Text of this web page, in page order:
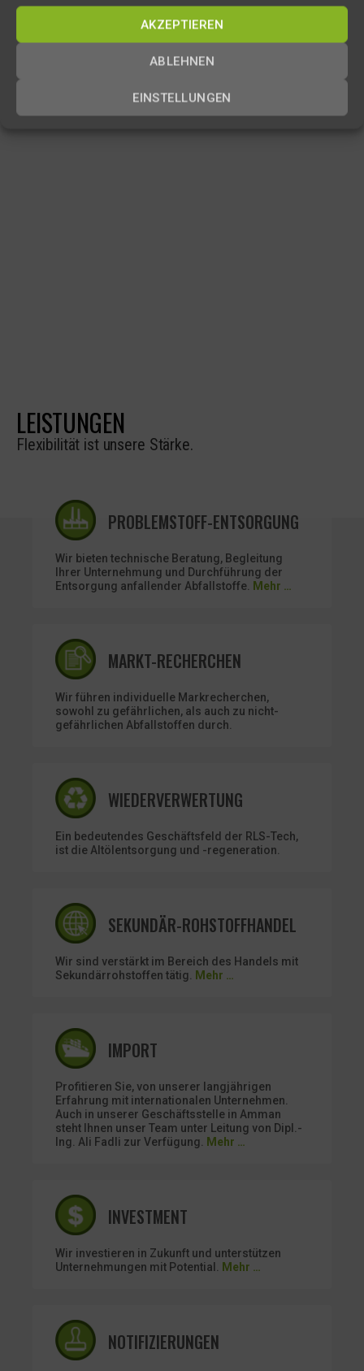
AKZEPTIEREN
ABLEHNEN
EINSTELLUNGEN
Kooperationspartnerschaft und stellen Ihnen die
aktuellsten Informationen in Kürze hier vor!
LEISTUNGEN
Flexibilität ist unsere Stärke.
PROBLEMSTOFF-ENTSORGUNG
Wir bieten technische Beratung, Begleitung
Ihrer Unternehmung und Durchführung der
Entsorgung anfallender Abfallstoffe. Mehr …
MARKT-RECHERCHEN
Wir führen individuelle Markrecherchen,
sowohl zu gefährlichen, als auch zu nicht-
gefährlichen Abfallstoffen durch.
WIEDERVERWERTUNG
Ein bedeutendes Geschäftsfeld der RLS-Tech,
ist die Altölentsorgung und -regeneration.
SEKUNDÄR-ROHSTOFFHANDEL
Wir sind verstärkt im Bereich des Handels mit
Sekundärrohstoffen tätig. Mehr …
IMPORT
Profitieren Sie, von unserer langjährigen
Erfahrung mit internationalen Unternehmen.
Auch in unserer Geschäftsstelle in Amman
steht Ihnen unser Team unter Leitung von Dipl.-
Ing. Ali Fadli zur Verfügung. Mehr …
INVESTMENT
Wir investieren in Zukunft und unterstützen
Unternehmungen mit Potential. Mehr …
NOTIFIZIERUNGEN